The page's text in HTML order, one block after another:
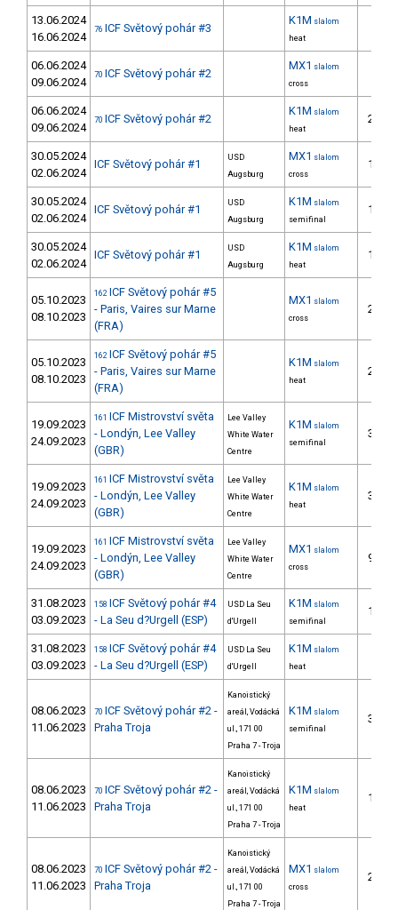
13.06.2024
16.06.2024
76 ICF Světový pohár #3
K1M slalom
heat
06.06.2024
09.06.2024
70 ICF Světový pohár #2
MX1 slalom
cross
06.06.2024
09.06.2024
70 ICF Světový pohár #2
K1M slalom
heat
25.
30.05.2024
02.06.2024
ICF Světový pohár #1
USD
Augsburg
MX1 slalom
cross
11.
30.05.2024
02.06.2024
ICF Světový pohár #1
USD
Augsburg
K1M slalom
semifinal
19.
30.05.2024
02.06.2024
ICF Světový pohár #1
USD
Augsburg
K1M slalom
heat
19.
05.10.2023
08.10.2023
162 ICF Světový pohár #5
- Paris, Vaires sur Marne
(FRA)
MX1 slalom
cross
21.
05.10.2023
08.10.2023
162 ICF Světový pohár #5
- Paris, Vaires sur Marne
(FRA)
K1M slalom
heat
27.
19.09.2023
24.09.2023
161 ICF Mistrovství světa
- Londýn, Lee Valley
(GBR)
Lee Valley
White Water
Centre
K1M slalom
semifinal
30.
19.09.2023
24.09.2023
161 ICF Mistrovství světa
- Londýn, Lee Valley
(GBR)
Lee Valley
White Water
Centre
K1M slalom
heat
30.
19.09.2023
24.09.2023
161 ICF Mistrovství světa
- Londýn, Lee Valley
(GBR)
Lee Valley
White Water
Centre
MX1 slalom
cross
97.
31.08.2023
03.09.2023
158 ICF Světový pohár #4
- La Seu d?Urgell (ESP)
USD La Seu
d'Urgell
K1M slalom
semifinal
16.
31.08.2023
03.09.2023
158 ICF Světový pohár #4
- La Seu d?Urgell (ESP)
USD La Seu
d'Urgell
K1M slalom
heat
08.06.2023
11.06.2023
70 ICF Světový pohár #2 -
Praha Troja
Kanoistický
areál, Vodácká
ul., 171 00
Praha 7 - Troja
K1M slalom
semifinal
34.
08.06.2023
11.06.2023
70 ICF Světový pohár #2 -
Praha Troja
Kanoistický
areál, Vodácká
ul., 171 00
Praha 7 - Troja
K1M slalom
heat
14.
08.06.2023
11.06.2023
70 ICF Světový pohár #2 -
Praha Troja
Kanoistický
areál, Vodácká
ul., 171 00
Praha 7 - Troja
MX1 slalom
cross
22.